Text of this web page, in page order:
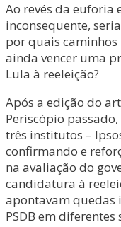
Ao revés da
inconsequente,
por quais caminhos
ainda vencer uma
Lula à reeleição?
Após a edição do
Periscópio
três institutos –
confirmando e
na avaliação do
candidatura à
apontavam quedas
PSDB em